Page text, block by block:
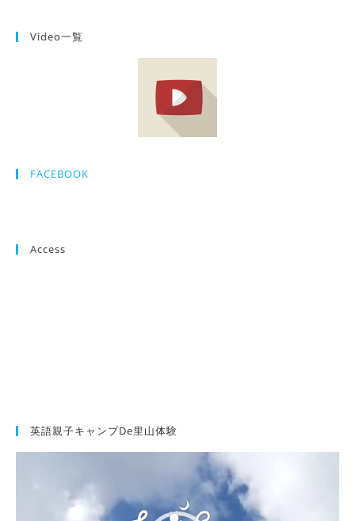
Video一覧
FACEBOOK
Access
英語親子キャンプde里山体験